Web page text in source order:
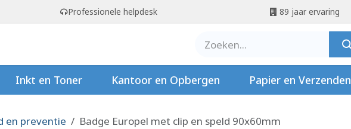
Professionele helpdesk 89 jaar ervaring
Inkt en Toner Kantoor en Opbergen Papier en Verzenden
en preventie Badge Europel met clip en speld 90x60mm